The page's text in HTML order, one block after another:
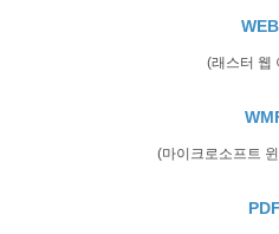
(래스터 웹
(마이크로소프트
PDF